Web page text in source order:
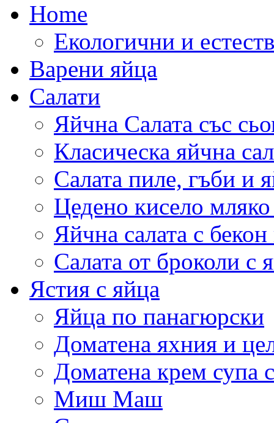
Home
Екологични и
Варени яйца
Салати
Яйчна Салата със
Класическа яйчна
Салата пиле, гъби и
Цедено кисело
Яйчна салата с
Салата от броколи с
Ястия с яйца
Яйца по панагюрски
Доматена яхния и
Доматена крем супа
Миш Маш